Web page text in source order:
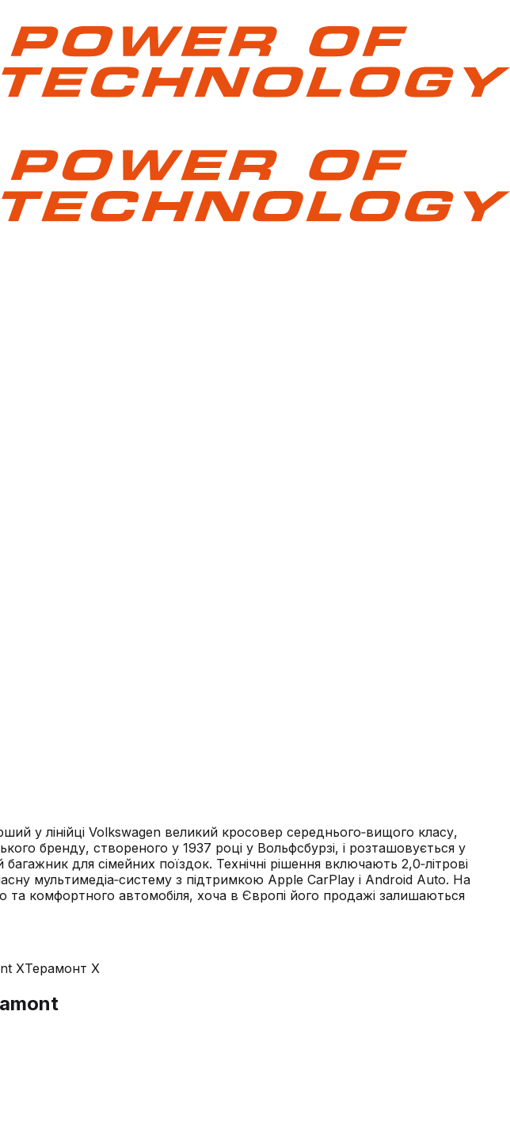
у лінійці Volkswagen великий кросовер середнього‑вищого класу,
бренду, створеного у 1937 році у Вольфсбурзі, і розташовується у
для сімейних поїздок. Технічні рішення включають 2,0‑літрові
мультимедіа‑систему з підтримкою Apple CarPlay і Android Auto. На
та комфортного автомобіля, хоча в Європі його продажі залишаються
XТерамонт X